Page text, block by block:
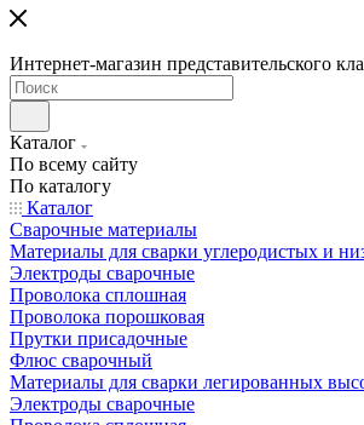
Интернет-магазин представительского
Каталог
По всему сайту
По каталогу
Каталог
Сварочные материалы
Материалы для сварки углеродистых и
Электроды сварочные
Проволока сплошная
Проволока порошковая
Прутки присадочные
Флюс сварочный
Материалы для сварки легированных
Электроды сварочные